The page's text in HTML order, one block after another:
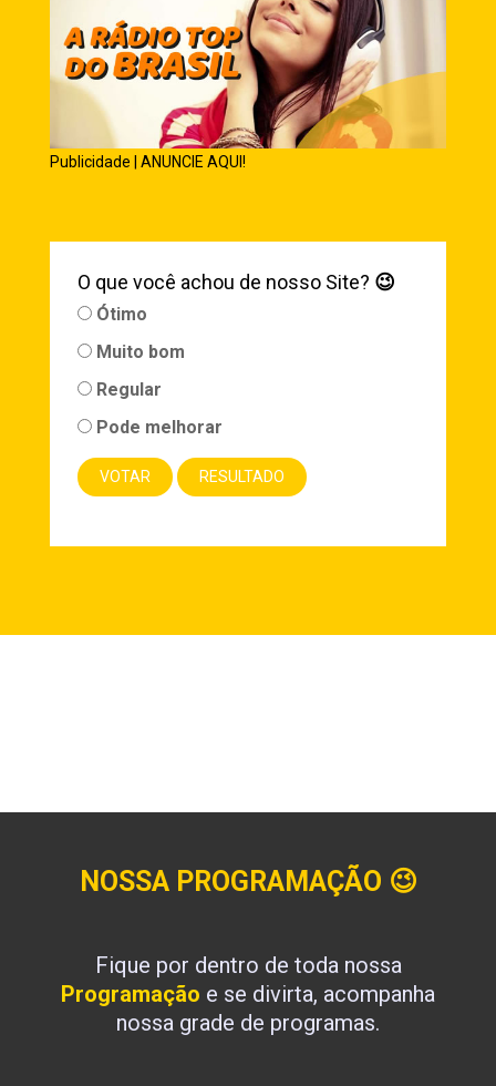
Publicidade | ANUNCIE AQUI!
O que você achou de nosso Site? 😉
Ótimo
Muito bom
Regular
Pode melhorar
NOSSA PROGRAMAÇÃO 😉
Fique por dentro de toda nossa
Programação e se divirta, acompanha
nossa grade de programas.